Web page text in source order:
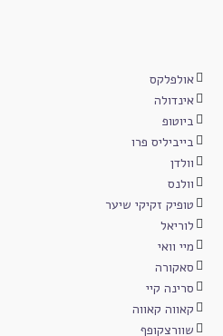
אולפלקס
אינדולה
ביוטופ
בייביליס פרו
וולדן
וולנס
טופיק זקיקי שיער
לוריאל
מיי וואי
סאקורה
סרינה קיי
קאווה קאווה
שוורצקופף